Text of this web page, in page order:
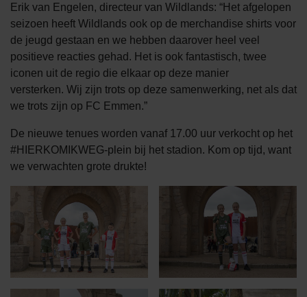
Erik van Engelen, directeur van Wildlands: “Het afgelopen
seizoen heeft Wildlands ook op de merchandise shirts voor
de jeugd gestaan en we hebben daarover heel veel
positieve reacties gehad. Het is ook fantastisch, twee
iconen uit de regio die elkaar op deze manier
versterken. Wij zijn trots op deze samenwerking, net als dat
we trots zijn op FC Emmen.”
De nieuwe tenues worden vanaf 17.00 uur verkocht op het
#HIERKOMIKWEG-plein bij het stadion. Kom op tijd, want
we verwachten grote drukte!